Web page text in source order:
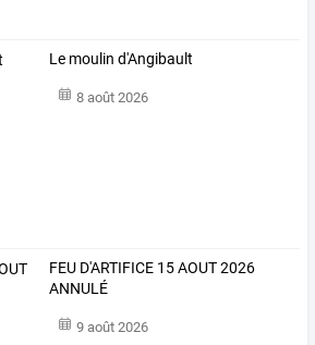
Le moulin d'Angibault
8 août 2026
FEU D'ARTIFICE 15 AOUT 2026
ANNULÉ
9 août 2026